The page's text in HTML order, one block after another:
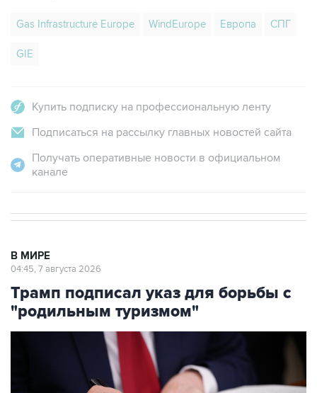
Gas Infrastructure Europe WindEurope Европа СПГ
GIE
Купить подписку на профессиональную ленту
Подписаться на рассылку главных новостей сайта
Получать оперативные новости в официальном
канале
В МИРЕ
04:45, 7 августа 2026
Трамп подписал указ для борьбы с
"родильным туризмом"